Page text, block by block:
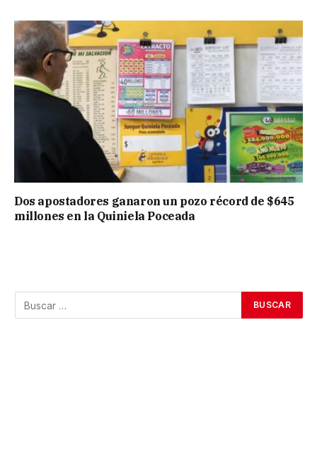
Dos apostadores ganaron un pozo récord de $645
millones en la Quiniela Poceada